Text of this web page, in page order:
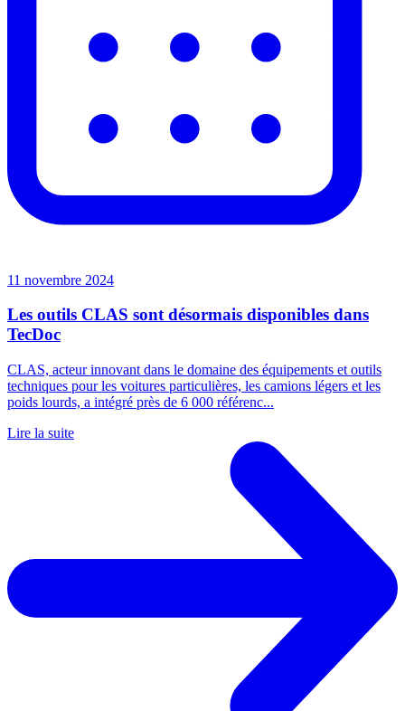
11 novembre 2024
Les outils CLAS sont désormais disponibles dans
TecDoc
CLAS, acteur innovant dans le domaine des équipements et outils
techniques pour les voitures particulières, les camions légers et les
poids lourds, a intégré près de 6 000 référenc...
Lire la suite